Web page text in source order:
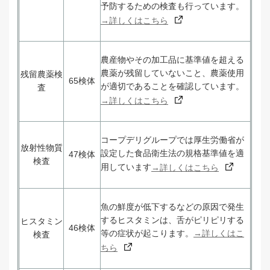
予防するための検査も行っています。
→詳しくはこちら
残留農薬検
査
65検体
農産物やその加工品に基準値を超える
農薬が残留していないこと、農薬使用
が適切であることを確認しています。
→詳しくはこちら
放射性物質
検査
47検体
コープデリグループでは厚生労働省が
設定した食品衛生法の規格基準値を適
用しています →詳しくはこちら
ヒスタミン
検査
46検体
魚の鮮度が低下するなどの原因で発生
するヒスタミンは、舌がピリピリする
等の症状が起こります。
→詳しくはこ
ちら